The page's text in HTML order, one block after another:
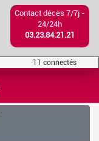
Contact décès 7/7j -
24/24h
03.23.84.21.21
11 connectés